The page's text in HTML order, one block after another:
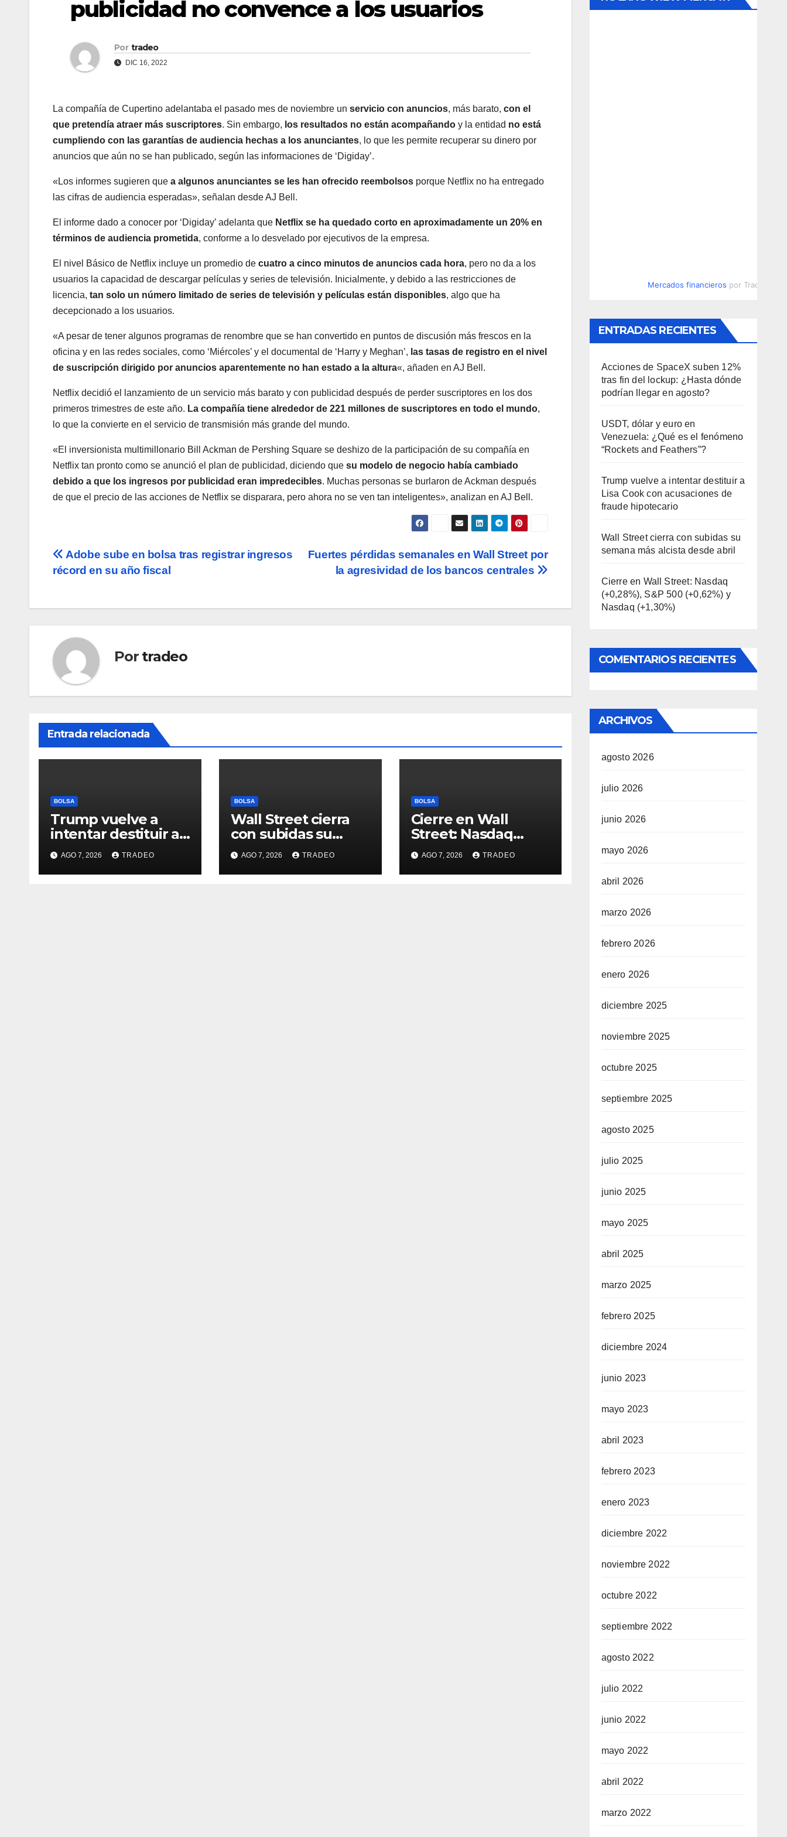
publicidad no convence a los usuarios
Por tradeo
DIC 16, 2022
La compañía de Cupertino adelantaba el pasado mes de noviembre un servicio con anuncios, más barato, con el
que pretendía atraer más suscriptores. Sin embargo, los resultados no están acompañando y la entidad no está
cumpliendo con las garantías de audiencia hechas a los anunciantes, lo que les permite recuperar su dinero por
anuncios que aún no se han publicado, según las informaciones de ‘Digiday’.
«Los informes sugieren que a algunos anunciantes se les han ofrecido reembolsos porque Netflix no ha entregado
las cifras de audiencia esperadas», señalan desde AJ Bell.
El informe dado a conocer por ‘Digiday’ adelanta que Netflix se ha quedado corto en aproximadamente un 20% en
términos de audiencia prometida, conforme a lo desvelado por ejecutivos de la empresa.
El nivel Básico de Netflix incluye un promedio de cuatro a cinco minutos de anuncios cada hora, pero no da a los
usuarios la capacidad de descargar películas y series de televisión. Inicialmente, y debido a las restricciones de
licencia, tan solo un número limitado de series de televisión y películas están disponibles, algo que ha
decepcionado a los usuarios.
«A pesar de tener algunos programas de renombre que se han convertido en puntos de discusión más frescos en la
oficina y en las redes sociales, como ‘Miércoles’ y el documental de ‘Harry y Meghan’, las tasas de registro en el nivel
de suscripción dirigido por anuncios aparentemente no han estado a la altura«, añaden en AJ Bell.
Netflix decidió el lanzamiento de un servicio más barato y con publicidad después de perder suscriptores en los dos
primeros trimestres de este año. La compañía tiene alrededor de 221 millones de suscriptores en todo el mundo,
lo que la convierte en el servicio de transmisión más grande del mundo.
«El inversionista multimillonario Bill Ackman de Pershing Square se deshizo de la participación de su compañía en
Netflix tan pronto como se anunció el plan de publicidad, diciendo que su modelo de negocio había cambiado
debido a que los ingresos por publicidad eran impredecibles. Muchas personas se burlaron de Ackman después
de que el precio de las acciones de Netflix se disparara, pero ahora no se ven tan inteligentes», analizan en AJ Bell.
Navegación
entradas
Fuertes pérdidas semanales en Wall Street por
la agresividad de los bancos centrales
Adobe sube en bolsa tras registrar ingresos
récord en su año fiscal
Por tradeo
Entrada relacionada
BOLSA
Trump vuelve a
intentar destituir a
Lisa Cook con
acusaciones de
fraude hipotecario
AGO 7, 2026 TRADEO
BOLSA
Wall Street cierra
con subidas su
semana más alcista
desde abril
AGO 7, 2026 TRADEO
BOLSA
Cierre en Wall
Street: Nasdaq
(+0,28%), S&P 500
(+0,62%) y Nasdaq
(+1,30%)
AGO 7, 2026 TRADEO
Mercados financieros por
ENTRADAS RECIENTES
Acciones de SpaceX suben 12%
tras fin del lockup: ¿Hasta dónde
podrían llegar en agosto?
USDT, dólar y euro en
Venezuela: ¿Qué es el fenómeno
“Rockets and Feathers”?
Trump vuelve a intentar destituir a
Lisa Cook con acusaciones de
fraude hipotecario
Wall Street cierra con subidas su
semana más alcista desde abril
Cierre en Wall Street: Nasdaq
(+0,28%), S&P 500 (+0,62%) y
Nasdaq (+1,30%)
COMENTARIOS RECIENTES
ARCHIVOS
agosto 2026
julio 2026
junio 2026
mayo 2026
abril 2026
marzo 2026
febrero 2026
enero 2026
diciembre 2025
noviembre 2025
octubre 2025
septiembre 2025
agosto 2025
julio 2025
junio 2025
mayo 2025
abril 2025
marzo 2025
febrero 2025
diciembre 2024
junio 2023
mayo 2023
abril 2023
febrero 2023
enero 2023
diciembre 2022
noviembre 2022
octubre 2022
septiembre 2022
agosto 2022
julio 2022
junio 2022
mayo 2022
abril 2022
marzo 2022